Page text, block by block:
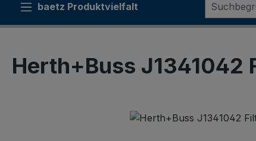
baetz Produktvielfalt
Herth+Buss J1341042
Bildergalerie überspringen